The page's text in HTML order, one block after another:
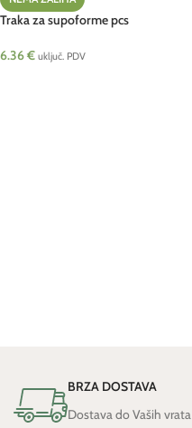
Traka za supoforme pcs
6.36€ uključ. PDV
BRZA DOSTAVA
Dostava do Vaših vrata